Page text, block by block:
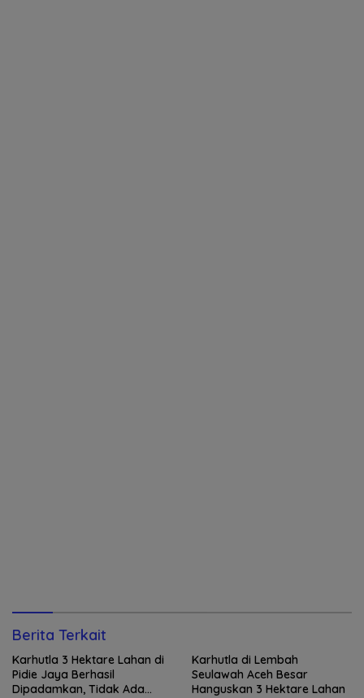
Berita Terkait
Karhutla 3 Hektare Lahan di
Pidie Jaya Berhasil
Dipadamkan, Tidak Ada
Karhutla di Lembah
Seulawah Aceh Besar
Hanguskan 3 Hektare Lahan